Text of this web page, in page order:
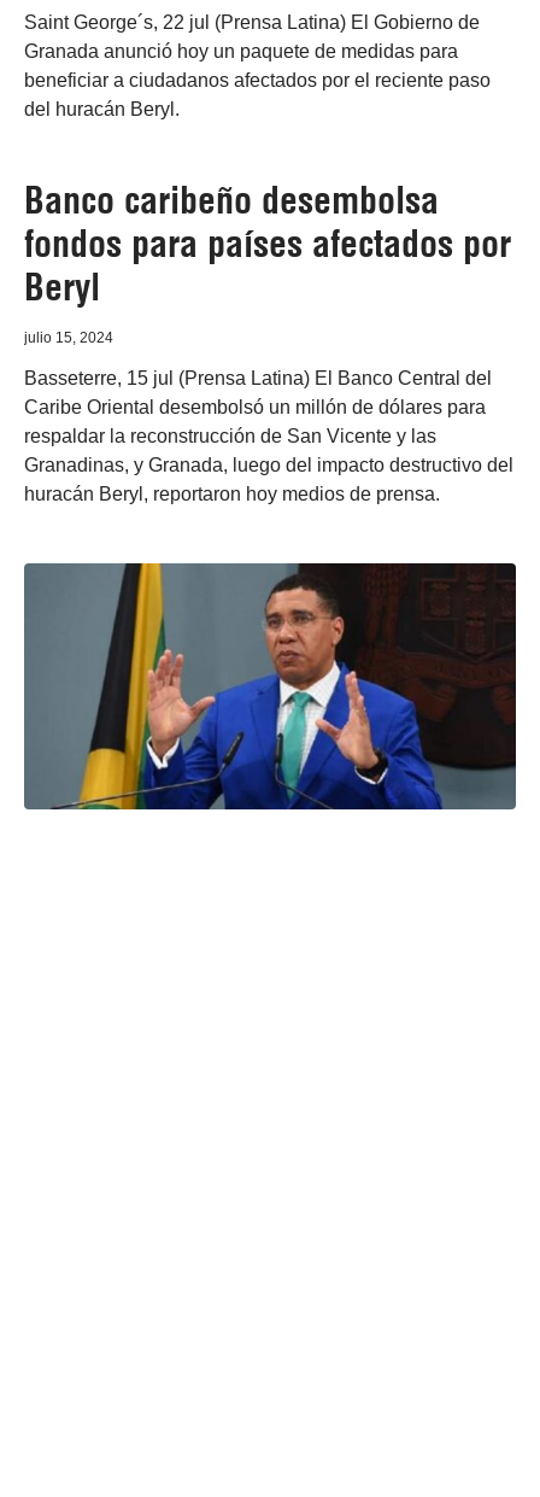
Saint George´s, 22 jul (Prensa Latina) El Gobierno de
Granada anunció hoy un paquete de medidas para
beneficiar a ciudadanos afectados por el reciente paso
del huracán Beryl.
Banco caribeño desembolsa
fondos para países afectados por
Beryl
julio 15, 2024
Basseterre, 15 jul (Prensa Latina) El Banco Central del
Caribe Oriental desembolsó un millón de dólares para
respaldar la reconstrucción de San Vicente y las
Granadinas, y Granada, luego del impacto destructivo del
huracán Beryl, reportaron hoy medios de prensa.